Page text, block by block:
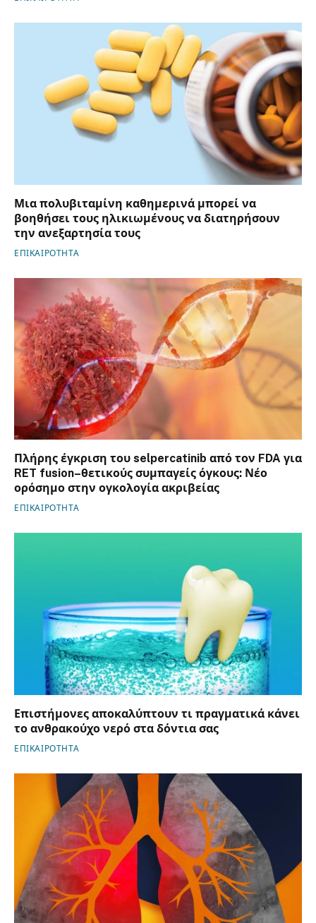
Μια πολυβιταμίνη καθημερινά μπορεί να
βοηθήσει τους ηλικιωμένους να διατηρήσουν
την ανεξαρτησία τους
ΕΠΙΚΑΙΡΟΤΗΤΑ
Πλήρης έγκριση του selpercatinib από τον FDA για
RET fusion–θετικούς συμπαγείς όγκους: Νέο
ορόσημο στην ογκολογία ακριβείας
ΕΠΙΚΑΙΡΟΤΗΤΑ
Επιστήμονες αποκαλύπτουν τι πραγματικά κάνει
το ανθρακούχο νερό στα δόντια σας
ΕΠΙΚΑΙΡΟΤΗΤΑ